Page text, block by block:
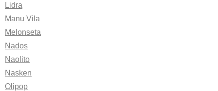
Lidra
Manu Vila
Melonseta
Nados
Naolito
Nasken
Olipop